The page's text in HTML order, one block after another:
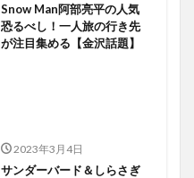
Snow Man阿部亮平の人気
恐るべし！一人旅の行き先
が注目集める【金沢話題】
2023年3月4日
サンダーバード＆しらさぎ